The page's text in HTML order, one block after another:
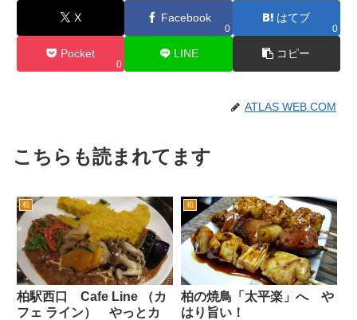
X Facebook
0
はてブ
0
Pocket
0
LINE コピー
ATLAS WEB.COM
こちらも読まれてます
柏
柏駅西口 Cafe Line （カ
フェ ライン） やっとカ
柏
柏の焼鳥「太平楽」へ や
はり旨い！